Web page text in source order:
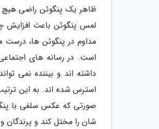
ظاهر یک پنگوئن راضی هیچ
لمس پنگوئن باعث
مداوم در پنگوئن ها، درست
است. در رسانه های
داشته اند و بیننده نمی
استرس شده اند. به این
صورتی که عکس سلفی با
شان را مختل کند و